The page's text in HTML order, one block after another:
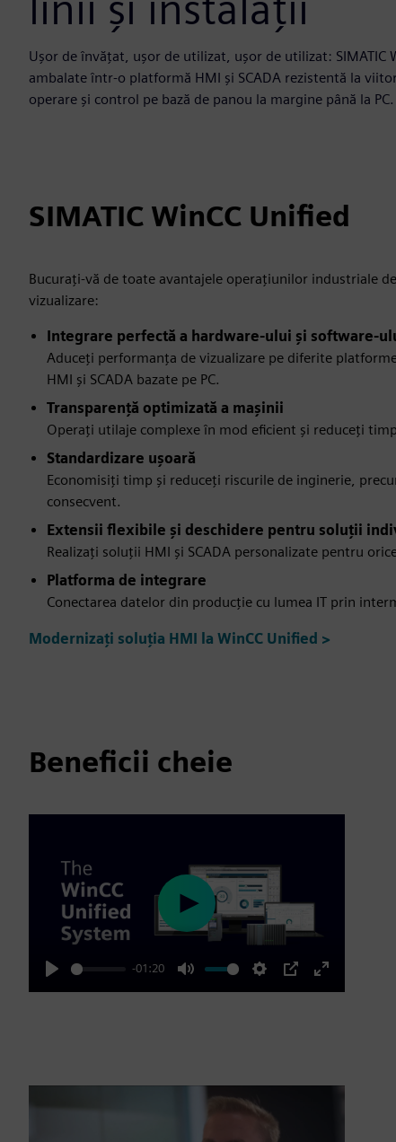
Ușor de învățat, ușor de utilizat, ușor de utilizat: SIMATIC
ambalate într-o platformă HMI și SCADA rezistentă la
operare și control pe bază de panou la margine până la PC.
SIMATIC WinCC Unified
Bucurați-vă de toate avantajele operațiunilor industriale
vizualizare:
Integrare perfectă a hardware-ului și software-
Aduceți performanța de vizualizare pe diferite
HMI și SCADA bazate pe PC.
Transparență optimizată a mașinii
Operați utilaje complexe în mod eficient și reduceți
Standardizare ușoară
Economisiți timp și reduceți riscurile de inginerie,
consecvent.
Extensii flexibile și deschidere pentru soluții
Realizați soluții HMI și SCADA personalizate pentru
Platforma de integrare
Conectarea datelor din producție cu lumea IT prin
Modernizați soluția HMI la WinCC Unified >
Beneficii cheie
Play
-01:20
Mute Settings
PIP
Enter
Play